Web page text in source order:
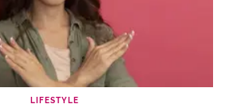
LIFESTYLE